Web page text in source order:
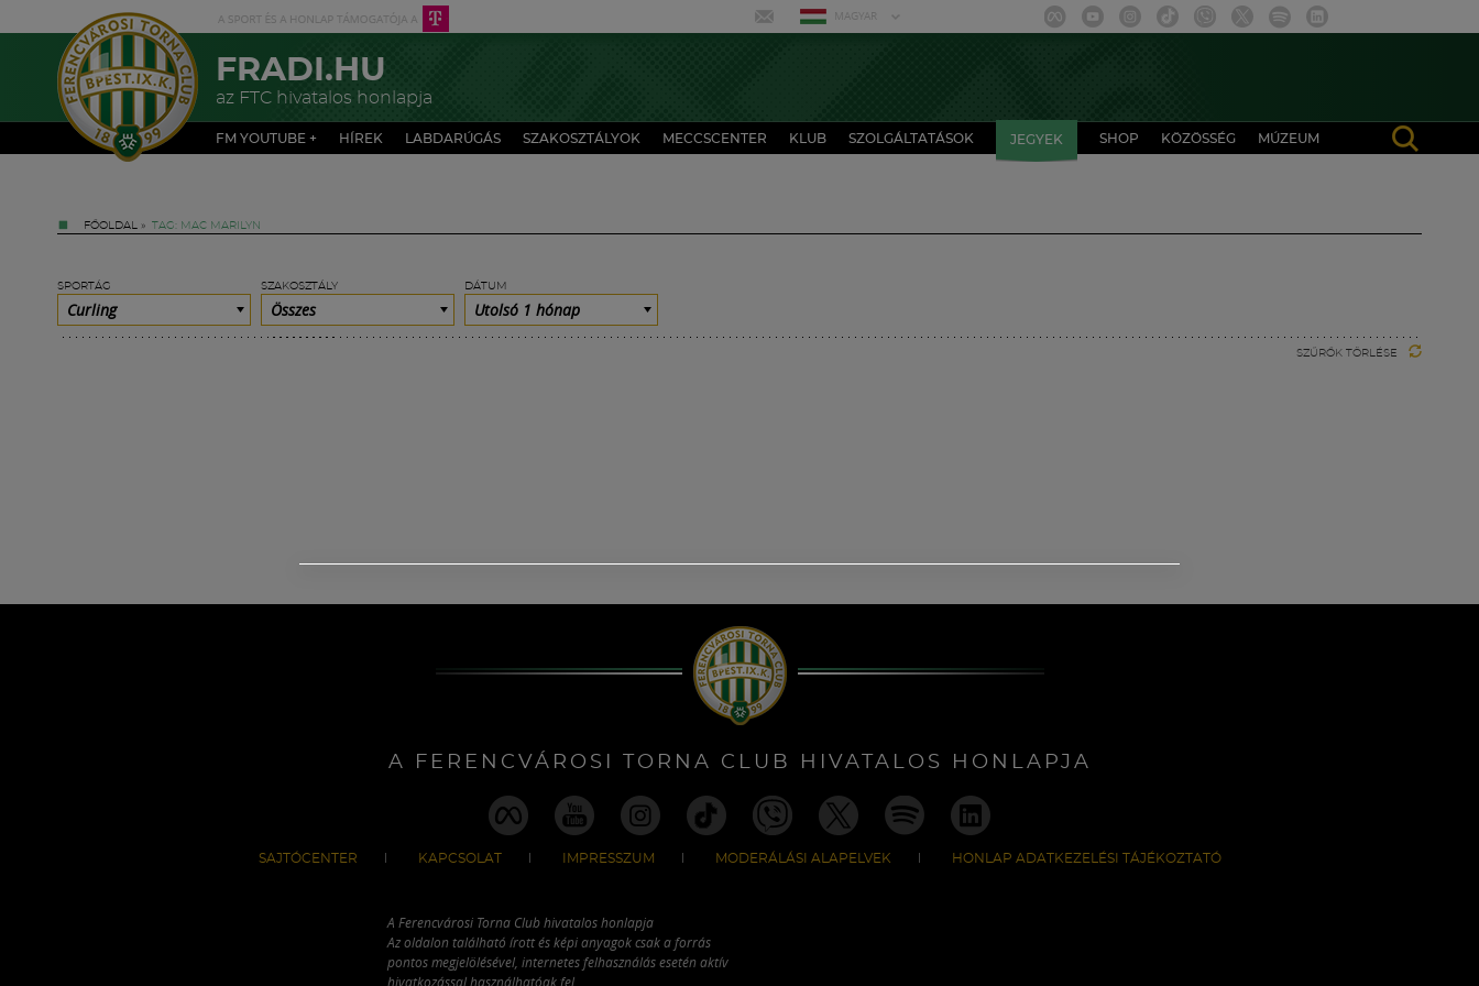
MAGYAR
FRADI.HU
az FTC hivatalos honlapja
FM YOUTUBE + HÍREK LABDARÚGÁS SZAKOSZTÁLYOK MECCSCENTER KLUB SZOLGÁLTATÁSOK JEGYEK SHOP KÖZÖSSÉG MÚZEUM
FŐOLDAL » TAG: MAC MARILYN
SPORTÁG
Curling
SZAKOSZTÁLY
Összes
DÁTUM
Utolsó 1 hónap
SZŰRŐK TÖRLÉSE
A FERENCVÁROSI TORNA CLUB HIVATALOS HONLAPJA
SAJTÓCENTER KAPCSOLAT IMPRESSZUM MODERÁLÁSI ALAPELVEK HONLAP ADATKEZELÉSI TÁJÉKOZTATÓ
A Ferencvárosi Torna Club hivatalos honlapja
Az oldalon található írott és képi anyagok csak a forrás
pontos megjelölésével, internetes felhasználás esetén aktív
hivatkozással használhatóak fel.